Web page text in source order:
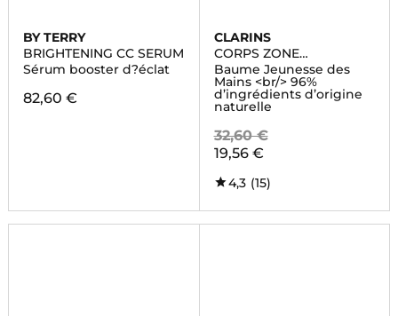
BY TERRY
BRIGHTENING CC SERUM
Sérum booster d?éclat
82,60 €
CLARINS
CORPS ZONE
SPECIFIQUE
Baume Jeunesse des
Mains <br/> 96%
d’ingrédients d’origine
naturelle
32,60 €
19,56 €
4,3 (15)